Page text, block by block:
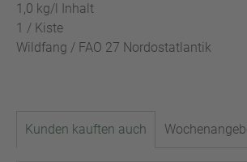
1,0 kg/l Inhalt
1 / Kiste
Wildfang / FAO 27 Nordostatlantik
Kunden kauften auch